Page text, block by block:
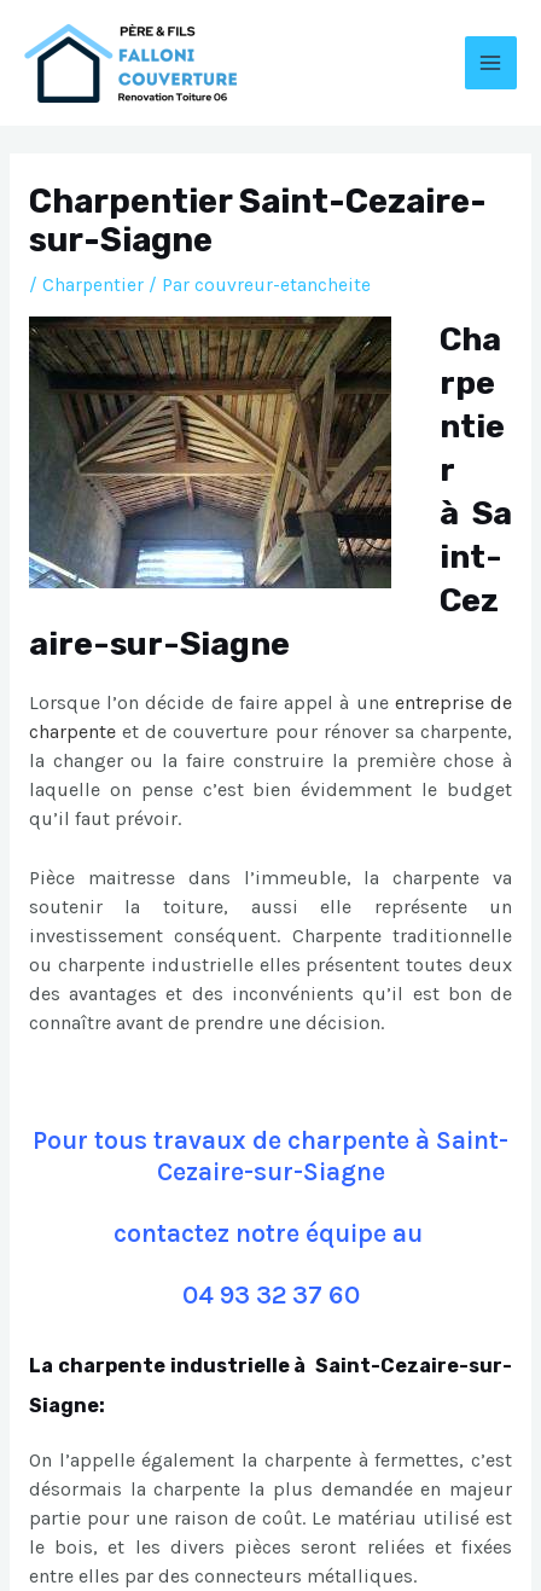
Charpentier Saint-Cezaire-
sur-Siagne
/ Charpentier/ Par couvreur-etancheite
Cha
rpe
ntie
r
à Sa
int-
Cez
aire-sur-Siagne
Lorsque l’on décide de faire appel à une entreprise de
charpenteet de couverture pour rénover sa charpente,
la changer ou la faire construire la première chose à
laquelle on pense c’est bien évidemment le budget
qu’il faut prévoir.
Pièce maitresse dans l’immeuble, la charpente va
soutenir la toiture, aussi elle représente un
investissement conséquent. Charpente traditionnelle
ou charpente industrielle elles présentent toutes deux
des avantages et des inconvénients qu’il est bon de
connaître avant de prendre une décision.
Pour tous travaux de charpente à Saint-
Cezaire-sur-Siagne
contactez notre équipe au
04 93 32 37 60
La charpente industrielle à Saint-Cezaire-sur-
Siagne:
On l’appelle également la charpente à fermettes, c’est
désormais la charpente la plus demandée en majeur
partie pour une raison de coût. Le matériau utilisé est
le bois, et les divers pièces seront reliées et fixées
entre elles par des connecteurs métalliques.